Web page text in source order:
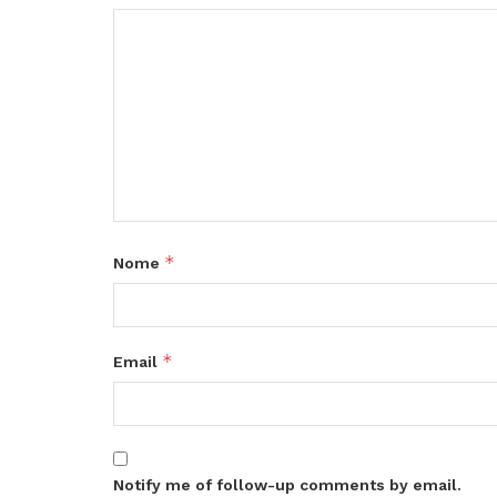
Nome *
Email *
Notify me of follow-up comments by email.